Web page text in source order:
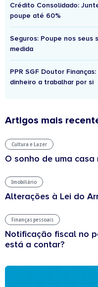
Crédito Consolidado:
poupe até 60%
Seguros: Poupe nos seus
medida
PPR SGF Doutor
dinheiro a trabalhar por si
Artigos mais
Cultura e Lazer
O sonho de uma casa
Imobiliário
Alterações à Lei do
Finanças pessoais
Notificação fiscal no
está a contar?